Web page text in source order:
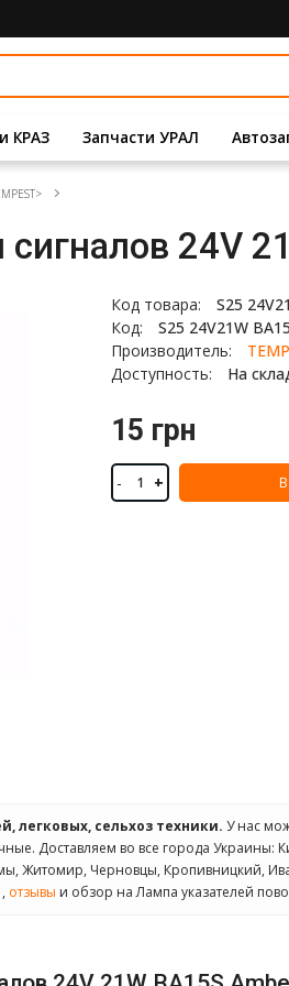
КРАЗ Запчасти УРАЛ
24V
Код товара:
S25
Код:
S25 24V21W
Производитель:
Доступность:
На
15 грн
- +
легковых, сельхоз техники. У нас
Доставляем во все города
Житомир, Черновцы, Кропивницкий,
, отзывы и обзор на Лампа указателей